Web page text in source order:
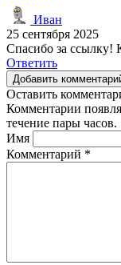
Иван
25 сентября 2025
Спасибо за ссылку!
Ответить
Добавить
Оставить
Комментарии
течение пары часов.
Имя
Комментарий *